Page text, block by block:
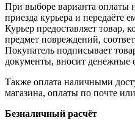
При выборе варианта оплаты
приезда курьера и передаёте
Курьер предоставляет товар,
предмет повреждений,
Покупатель подписывает
документы, вносит денежные
Также оплата наличными
магазина, оплаты по почте
Безналичный расчёт